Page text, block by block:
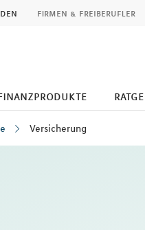
firmen & freiberufler
Versicherung